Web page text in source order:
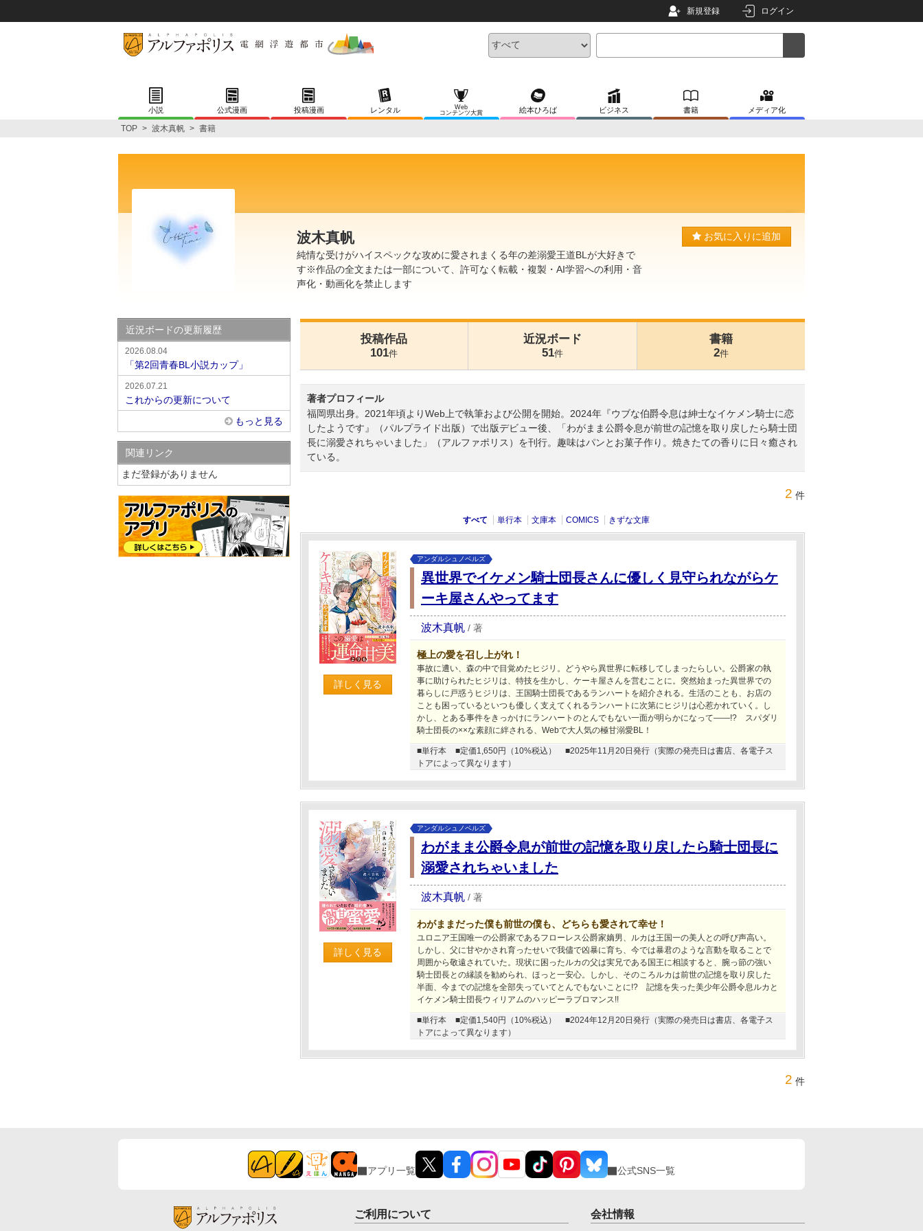
新規登録 ログイン
小説 公式漫画 投稿漫画 レンタル
Web
コンテンツ大賞
絵本ひろば ビジネス 書籍 メディア化
TOP > 波木真帆 > 書籍
波木真帆
純情な受けがハイスペックな攻めに愛されまくる年の差溺愛王道BLが大好きで
す※作品の全文または一部について、許可なく転載・複製・AI学習への利用・音
声化・動画化を禁止します
お気に入りに追加
投稿作品
101件
近況ボード
51件
書籍
2件
著者プロフィール
福岡県出身。2021年頃よりWeb上で執筆および公開を開始。2024年『ウブな伯爵令息は紳士なイケメン騎士に恋
したようです』（パルプライド出版）で出版デビュー後、「わがまま公爵令息が前世の記憶を取り戻したら騎士団
長に溺愛されちゃいました」（アルファポリス）を刊行。趣味はパンとお菓子作り。焼きたての香りに日々癒され
ている。
2 件
すべて 単行本 文庫本 COMICS きずな文庫
詳しく見る
アンダルシュノベルズ
異世界でイケメン騎士団長さんに優しく見守られながらケ
ーキ屋さんやってます
波木真帆 / 著
極上の愛を召し上がれ！
事故に遭い、森の中で目覚めたヒジリ。どうやら異世界に転移してしまったらしい。公爵家の執
事に助けられたヒジリは、特技を生かし、ケーキ屋さんを営むことに。突然始まった異世界での
暮らしに戸惑うヒジリは、王国騎士団長であるランハートを紹介される。生活のことも、お店の
ことも困っているといつも優しく支えてくれるランハートに次第にヒジリは心惹かれていく。し
かし、とある事件をきっかけにランハートのとんでもない一面が明らかになって――!? スパダリ
騎士団長の××な素顔に絆される、Webで大人気の極甘溺愛BL！
■単行本 ■定価1,650円（10%税込）
■2025年11月20日発行（実際の発売日は書店、各電子ス
トアによって異なります）
詳しく見る
アンダルシュノベルズ
わがまま公爵令息が前世の記憶を取り戻したら騎士団長に
溺愛されちゃいました
波木真帆 / 著
わがままだった僕も前世の僕も、どちらも愛されて幸せ！
ユロニア王国唯一の公爵家であるフローレス公爵家嫡男、ルカは王国一の美人との呼び声高い。
しかし、父に甘やかされ育ったせいで我儘で凶暴に育ち、今では暴君のような言動を取ることで
周囲から敬遠されていた。現状に困ったルカの父は実兄である国王に相談すると、腕っ節の強い
騎士団長との縁談を勧められ、ほっと一安心。しかし、そのころルカは前世の記憶を取り戻した
半面、今までの記憶を全部失っていてとんでもないことに!? 記憶を失った美少年公爵令息ルカと
イケメン騎士団長ウィリアムのハッピーラブロマンス!!
■単行本 ■定価1,540円（10%税込）
■2024年12月20日発行（実際の発売日は書店、各電子ス
トアによって異なります）
2 件
近況ボードの更新履歴
2026.08.04
「第2回青春BL小説カップ」
2026.07.21
これからの更新について
もっと見る
関連リンク
まだ登録がありません
アプリ一覧 公式SNS一覧
ご利用について 会社情報